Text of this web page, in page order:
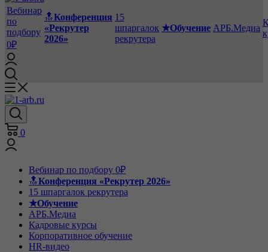
Вебинар
по
подбору
0₽
🔝Конференция
«Рекрутер
2026»
15
шпаргалок
рекрутера
★Обучение АРБ.Медиа
0
Вебинар по подбору 0₽
🔝Конференция «Рекрутер 2026»
15 шпаргалок рекрутера
★Обучение
АРБ.Медиа
Кадровые курсы
Корпоративное обучение
HR-видео